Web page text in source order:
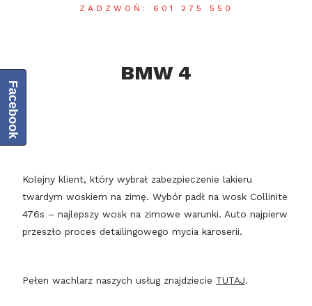
ZADZWOŃ: 601 275 550
BMW 4
Kolejny klient, który wybrał zabezpieczenie lakieru
twardym woskiem na zimę. Wybór padł na wosk Collinite
476s – najlepszy wosk na zimowe warunki. Auto najpierw
przeszło proces detailingowego mycia karoserii.
Pełen wachlarz naszych usług znajdziecie TUTAJ.
Facebook